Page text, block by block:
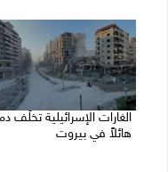
الغارات الإسرائيلية تخلّف
هائلاً في بيروت